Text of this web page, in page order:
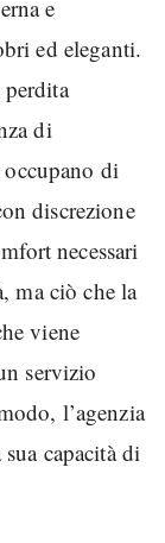
e
ed eleganti.
di
di
discrezione
necessari
ma ciò che la
viene
servizio
l’agenzia
capacità di